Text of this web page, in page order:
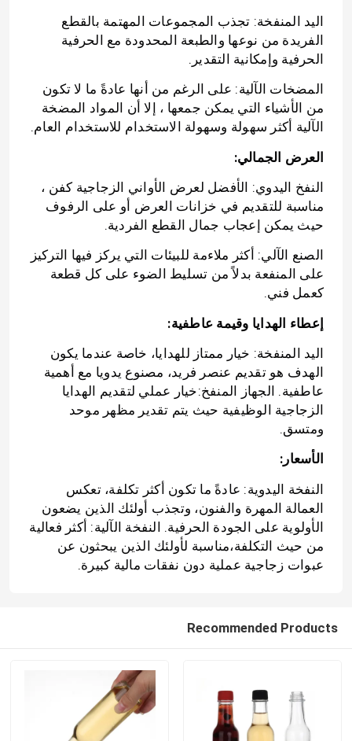
منزل
المنتجات
حول بنا
اتصل بنا
اليد المنفخة: تجذب المجموعات المهتمة بالقطع
الفريدة من نوعها والطبعة المحدودة مع الحرفية
الحرفية وإمكانية التقدير.
المضخات الآلية: على الرغم من أنها عادةً ما لا تكون
من الأشياء التي يمكن جمعها ، إلا أن المواد المضخة
الآلية أكثر سهولة وسهولة الاستخدام للاستخدام العام.
العرض الجمالي:
النفخ اليدوي: الأفضل لعرض الأواني الزجاجية كفن ،
مناسبة للتقديم في خزانات العرض أو على الرفوف
حيث يمكن إعجاب جمال القطع الفردية.
الصنع الآلي: أكثر ملاءمة للبيئات التي يركز فيها التركيز
على المنفعة بدلاً من تسليط الضوء على كل قطعة
كعمل فني.
إعطاء الهدايا وقيمة عاطفية:
اليد المنفخة: خيار ممتاز للهدايا، خاصة عندما يكون
الهدف هو تقديم عنصر فريد، مصنوع يدويا مع أهمية
عاطفية. الجهاز المنفخ:خيار عملي لتقديم الهدايا
الزجاجية الوظيفية حيث يتم تقدير مظهر موحد
ومتسق.
الأسعار:
النفخة اليدوية: عادةً ما تكون أكثر تكلفة، تعكس
العمالة المهرة والفنون، وتجذب أولئك الذين يضعون
الأولوية على الجودة الحرفية. النفخة الآلية: أكثر فعالية
من حيث التكلفة،مناسبة لأولئك الذين يبحثون عن
عبوات زجاجية عملية دون نفقات مالية كبيرة.
Recommended Products